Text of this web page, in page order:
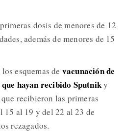
dosis de menores de 12
además de menores de 15
esquemas de vacunación de
que hayan recibido Sputniky
recibieron las primeras
15 al 19 y del 22 al 23 de
rezagados.